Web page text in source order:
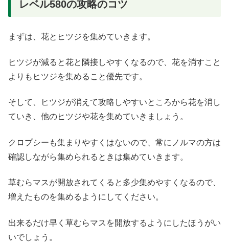
レベル580の攻略のコツ
まずは、花とヒツジを集めていきます。
ヒツジが減ると花と隣接しやすくなるので、花を消すこと
よりもヒツジを集めること優先です。
そして、ヒツジが消えて攻略しやすいところから花を消し
ていき、他のヒツジや花を集めていきましょう。
クロプシーも集まりやすくはないので、常にノルマの方は
確認しながら集められるときは集めていきます。
草むらマスが開放されてくると多少集めやすくなるので、
増えたものを集めるようにしてください。
出来るだけ早く草むらマスを開放するようにしたほうがい
いでしょう。